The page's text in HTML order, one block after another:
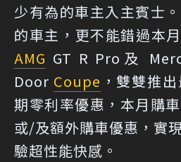
少有為的車主入主賓士
的車主，更不能錯過本
AMG GT R Pro及
Door Coupe ，雙雙推
期零利率優惠，本月購
或/及額外購車優惠，實
驗超性能快感。